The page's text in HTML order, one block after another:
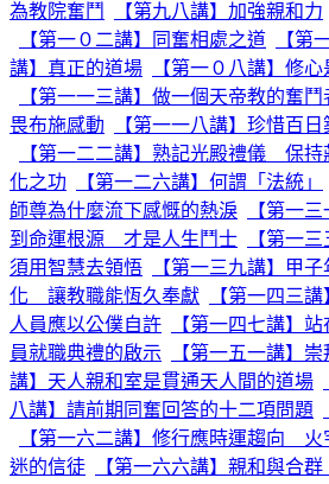
為教院奮鬥
【第九八講】加強親和力
【第一０二講】同奮相處之道
【第
講】真正的道場
【第一０八講】修心
【第一一三講】做一個天帝教的奮鬥
畏布施感動
【第一一八講】珍惜百
【第一二二講】熟記光殿禮儀 保持
化之功
【第一二六講】何謂「法統」
師尊為什麼流下感慨的熱淚
【第一
到命運根源 才是人生鬥士
【第一
須用智慧去領悟
【第一三九講】甲
化 讓教職能恆久奉獻
【第一四三
人員應以公僕自許
【第一四七講】
員就職典禮的啟示
【第一五一講】
講】天人親和室是貫通天人間的道場
八講】請前期同奮回答的十二項問題
【第一六二講】修行應時運趨向 火
迷的信徒
【第一六六講】親和與合